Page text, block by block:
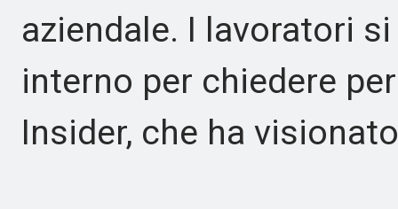
aziendale. I lavoratori
interno per chiedere
Insider, che ha